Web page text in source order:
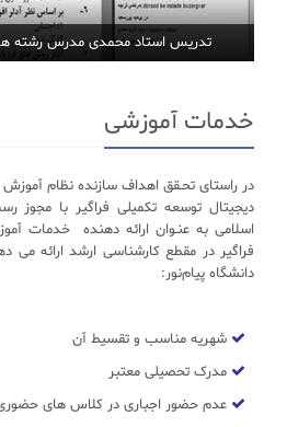
تدریس استاد محمدی مدرس رشته
خدمات آموزشی
در راستای تحـقق اهداف سازنده نظام
دیجیتال توسعه تکمیلی فراگیر با مجوز
اسلامی به عنـوان ارائه دهنده خدمات
فراگیر در مقطع کارشناسی ارشد ارائه می
دانشگاه پیام‌نور:
شهریه مناسب و تقسیط آن
مدرک تحصیلی معتبر
عدم حضور اجباری در کلاس های